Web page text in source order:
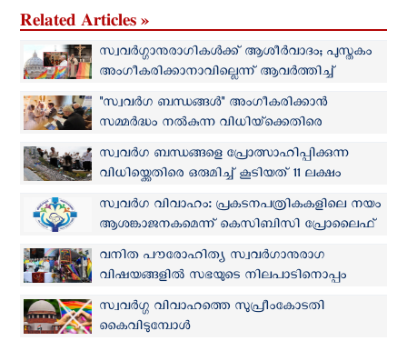
Related Articles »
സ്വവർഗ്ഗാനുരാഗികൾക്ക് ആശീർവാദം; പുസ്തകം
അംഗീകരിക്കാനാവില്ലെന്ന് ആവര്‍ത്തിച്ച്
വത്തിക്കാൻ
"സ്വവർഗ ബന്ധങ്ങള്‍" അംഗീകരിക്കാൻ
സമ്മര്‍ദ്ധം നല്‍കുന്ന വിധിയ്‌ക്കെതിരെ
യൂറോപ്യൻ മെത്രാന്‍ സമിതി
സ്വവർഗ ബന്ധങ്ങളെ പ്രോത്സാഹിപ്പിക്കുന്ന
വിധിയ്ക്കെതിരെ ഒരുമിച്ച് കൂടിയത് 11 ലക്ഷം
കൊറിയൻ ക്രൈസ്തവര്‍
സ്വവർഗ വിവാഹം: പ്രകടനപത്രികകളിലെ നയം
ആശങ്കാജനകമെന്ന് കെസിബിസി പ്രോലൈഫ്
സമിതി
വനിത പൗരോഹിത്യ സ്വവർഗാനുരാഗ
വിഷയങ്ങളില്‍ സഭയുടെ നിലപാടിനൊപ്പം
മുൻപോട്ടു പോകണം: ജർമ്മന്‍ മെത്രാൻമാർക്ക്
വത്തിക്കാന്‍റെ താക്കീത്
സ്വവർഗ്ഗ വിവാഹത്തെ സുപ്രീംകോടതി
കൈവിടുമ്പോൾ